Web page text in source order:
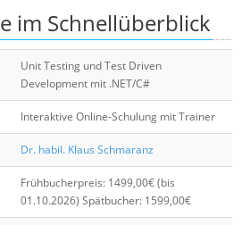
im Schnellüberblick
Unit Testing und Test Driven
Development mit .NET/C#
Interaktive Online-Schulung mit Trainer
Dr. habil. Klaus Schmaranz
Frühbucherpreis: 1499,00€ (bis
01.10.2026) Spätbucher: 1599,00€